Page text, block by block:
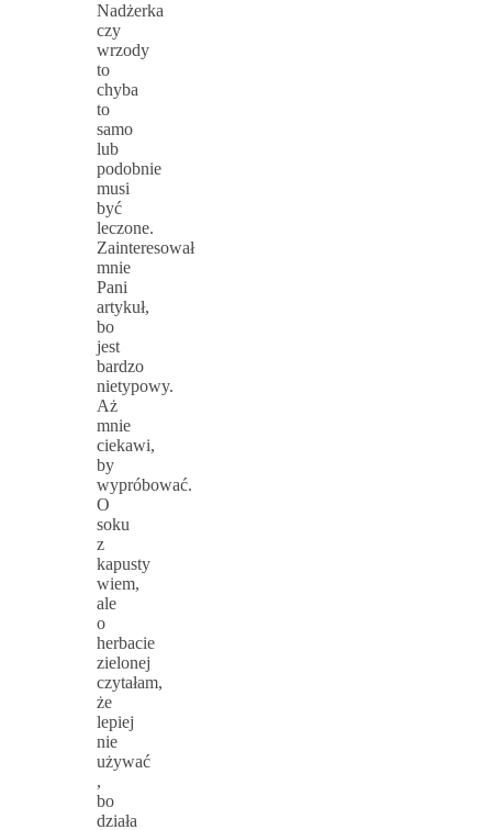
Nadżerka
czy
wrzody
to
chyba
to
samo
lub
podobnie
musi
być
leczone.
Zainteresował
mnie
Pani
artykuł,
bo
jest
bardzo
nietypowy.
Aż
mnie
ciekawi,
by
wypróbować.
O
soku
z
kapusty
wiem,
ale
o
herbacie
zielonej
czytałam,
że
lepiej
nie
używać
,
bo
działa